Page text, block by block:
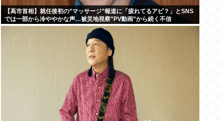
【高市首相】就任後初の”マッサージ”報道に「疲れてるアピ？」とSNS
では一部から冷ややかな声…被災地視察”PV動画”から続く不信